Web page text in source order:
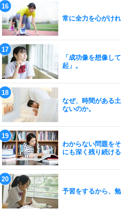
常に全力を心がけ
「成功像を想像し
起」。
なぜ、時間がある
ないのか。
わからない問題を
にも深く残り続ける
予習をするから、